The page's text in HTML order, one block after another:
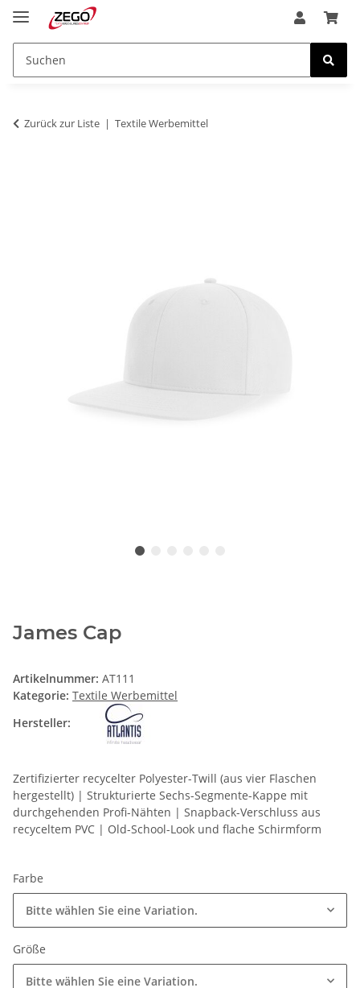
Zurück zur Liste Textile Werbemittel
James Cap
Artikelnummer: AT111
Kategorie: Textile Werbemittel
Hersteller:
Zertifizierter recycelter Polyester-Twill (aus vier Flaschen
hergestellt) | Strukturierte Sechs-Segmente-Kappe mit
durchgehenden Profi-Nähten | Snapback-Verschluss aus
recyceltem PVC | Old-School-Look und flache Schirmform
Farbe
Bitte wählen Sie eine Variation.
Größe
Bitte wählen Sie eine Variation.